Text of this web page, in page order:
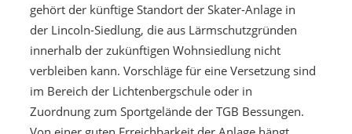
gehört der künftige Standort der Skater-Anlage in
der Lincoln-Siedlung, die aus Lärmschutzgründen
innerhalb der zukünftigen Wohnsiedlung nicht
verbleiben kann. Vorschläge für eine Versetzung sind
im Bereich der Lichtenbergschule oder in
Zuordnung zum Sportgelände der TGB Bessungen.